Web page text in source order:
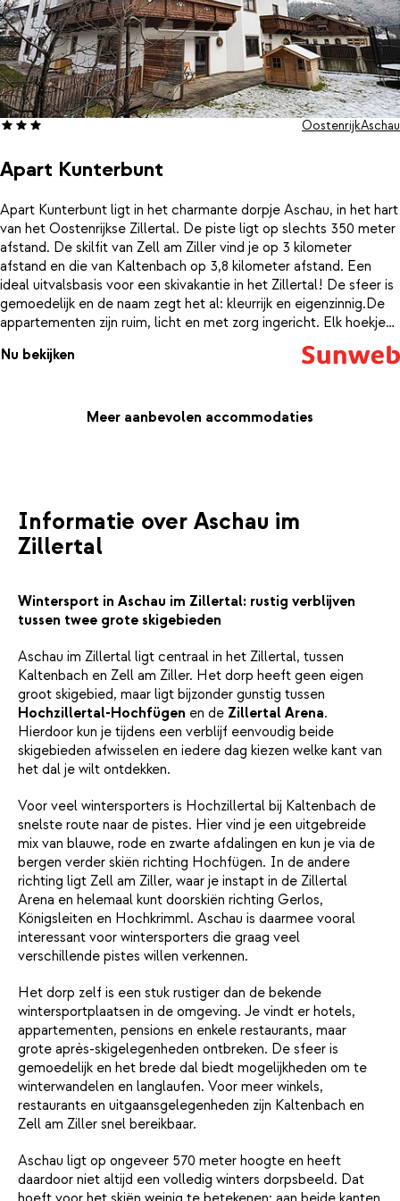
heerlijke cocktail of een glas bubbels.En voor een heerlijk diner in
chic decor hoef je je hotel niet uit: iedere avond geniet je in het
trendy ingerichte restaurant van een heerlijk diner!
Apart Kunterbunt
OostenrijkAschau
Apart Kunterbunt ligt in het charmante dorpje Aschau, in het hart
van het Oostenrijkse Zillertal. De piste ligt op slechts 350 meter
afstand. De skilfit van Zell am Ziller vind je op 3 kilometer
afstand en die van Kaltenbach op 3,8 kilometer afstand. Een
ideal uitvalsbasis voor een skivakantie in het Zillertal! De sfeer is
gemoedelijk en de naam zegt het al: kleurrijk en eigenzinnig.De
appartementen zijn ruim, licht en met zorg ingericht. Elk hoekje
accenten en knusse zitplekken. Vanaf je eigen balkon kijk je uit op
koken na een dag in de sneeuw.Dankzij de rustige ligging aan de
meerdere skigebieden te ontdekken.Of je nu met familie of
vrienden reist: in Apart Kunterbunt voelt het snel als thuis.
Nu bekijken
Meer aanbevolen accommodaties
Informatie over Aschau im
Zillertal
Wintersport in Aschau im Zillertal: rustig verblijven
tussen twee grote skigebieden
Aschau im Zillertal ligt centraal in het Zillertal, tussen
Kaltenbach en Zell am Ziller. Het dorp heeft geen eigen
groot skigebied, maar ligt bijzonder gunstig tussen
Hochzillertal-Hochfügen en de Zillertal Arena.
Hierdoor kun je tijdens een verblijf eenvoudig beide
skigebieden afwisselen en iedere dag kiezen welke kant van
het dal je wilt ontdekken.
Voor veel wintersporters is Hochzillertal bij Kaltenbach de
snelste route naar de pistes. Hier vind je een uitgebreide
mix van blauwe, rode en zwarte afdalingen en kun je via de
bergen verder skiën richting Hochfügen. In de andere
richting ligt Zell am Ziller, waar je instapt in de Zillertal
Arena en helemaal kunt doorskiën richting Gerlos,
Königsleiten en Hochkrimml. Aschau is daarmee vooral
interessant voor wintersporters die graag veel
verschillende pistes willen verkennen.
Het dorp zelf is een stuk rustiger dan de bekende
wintersportplaatsen in de omgeving. Je vindt er hotels,
appartementen, pensions en enkele restaurants, maar
grote après-skigelegenheden ontbreken. De sfeer is
gemoedelijk en het brede dal biedt mogelijkheden om te
winterwandelen en langlaufen. Voor meer winkels,
restaurants en uitgaansgelegenheden zijn Kaltenbach en
Zell am Ziller snel bereikbaar.
Aschau ligt op ongeveer 570 meter hoogte en heeft
daardoor niet altijd een volledig winters dorpsbeeld. Dat